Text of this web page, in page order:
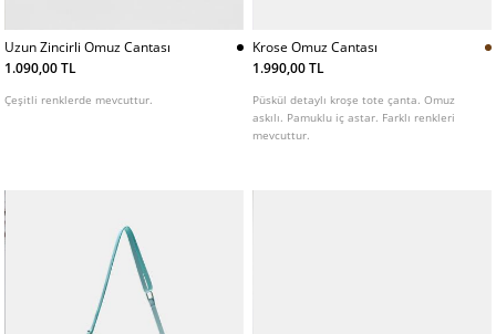
Uzun Zincirli Omuz Cantası
1.090,00 TL
Çeşitli renklerde mevcuttur.
Krose Omuz Cantası
1.990,00 TL
Püskül detaylı kroşe tote çanta. Omuz
askılı. Pamuklu iç astar. Farklı renkleri
mevcuttur.